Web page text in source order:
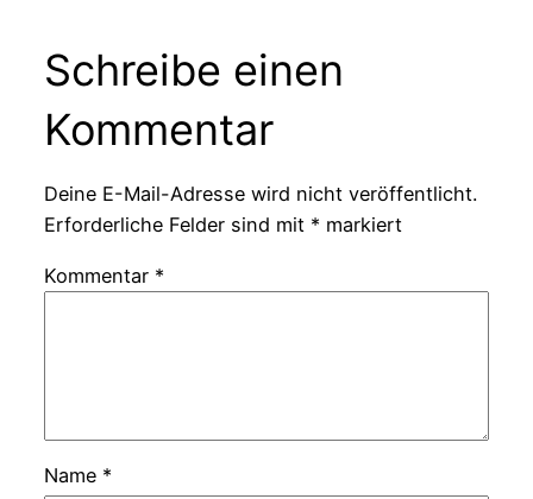
Schreibe einen
Kommentar
Deine E-Mail-Adresse wird nicht veröffentlicht.
Erforderliche Felder sind mit * markiert
Kommentar *
Name *